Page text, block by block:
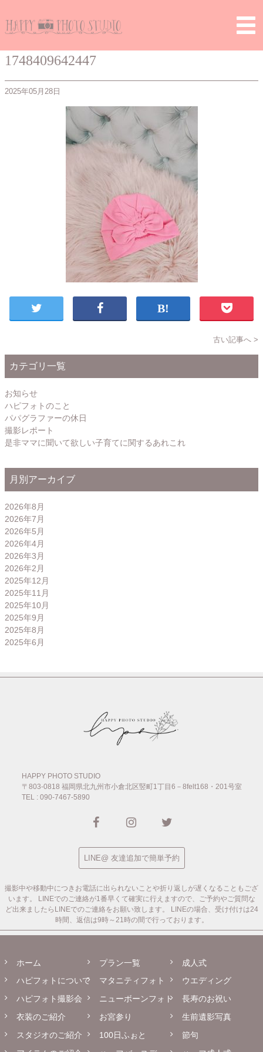
1748409642447
2025年05月28日
古い記事へ >
カテゴリ一覧
お知らせ
ハピフォトのこと
パパグラファーの休日
撮影レポート
是非ママに聞いて欲しい子育てに関するあれこれ
月別アーカイブ
2026年8月
2026年7月
2026年5月
2026年4月
2026年3月
2026年2月
2025年12月
2025年11月
2025年10月
2025年9月
2025年8月
2025年6月
HAPPY PHOTO STUDIO
〒803-0818 福岡県北九州市小倉北区竪町1丁目6－8felt168・201号室
TEL : 090-7467-5890
LINE@ 友達追加で簡単予約
撮影中や移動中につきお電話に出られないことや折り返しが遅くなることもござ
います。
LINEでのご連絡が1番早くて確実に行えますので、ご予約やご質問な
ど出来ましたらLINEでのご連絡をお願い致します。
LINEの場合、受け付けは24
時間、返信は9時～21時の間で行っております。
ホーム
ハピフォトについて
ハピフォト撮影会
衣装のご紹介
スタジオのご紹介
プラン一覧
マタニティフォト
ニューボーンフォト
お宮参り
100日ふぉと
成人式
ウエディング
長寿のお祝い
生前遺影写真
節句